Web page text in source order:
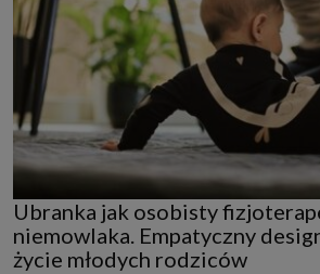
Ubranka jak osobisty
niemowlaka. Empatyczny
życie młodych rodziców